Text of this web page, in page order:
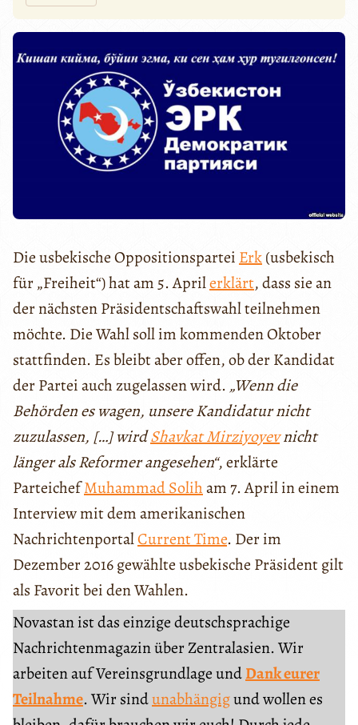
Die usbekische Oppositionspartei Erk(usbekisch
für „Freiheit“) hat am 5. Aprilerklärt, dass sie an
der nächsten Präsidentschaftswahl teilnehmen
möchte. Die Wahl soll im kommenden Oktober
stattfinden. Es bleibt aber offen, ob der Kandidat
der Partei auch zugelassen wird. „Wenn die
Behörden es wagen, unsere Kandidatur nicht
zuzulassen, […] wirdShavkat Mirziyoyevnicht
länger als Reformer angesehen“, erklärte
ParteichefMuhammad Soliham 7. April in einem
Interview mit dem amerikanischen
NachrichtenportalCurrent Time. Der im
Dezember 2016 gewählte usbekische Präsident gilt
als Favorit bei den Wahlen.
Novastan ist das einzige deutschsprachige
Nachrichtenmagazin über Zentralasien. Wir
arbeiten auf Vereinsgrundlage undDank eurer
Teilnahme. Wir sindunabhängigund wollen es